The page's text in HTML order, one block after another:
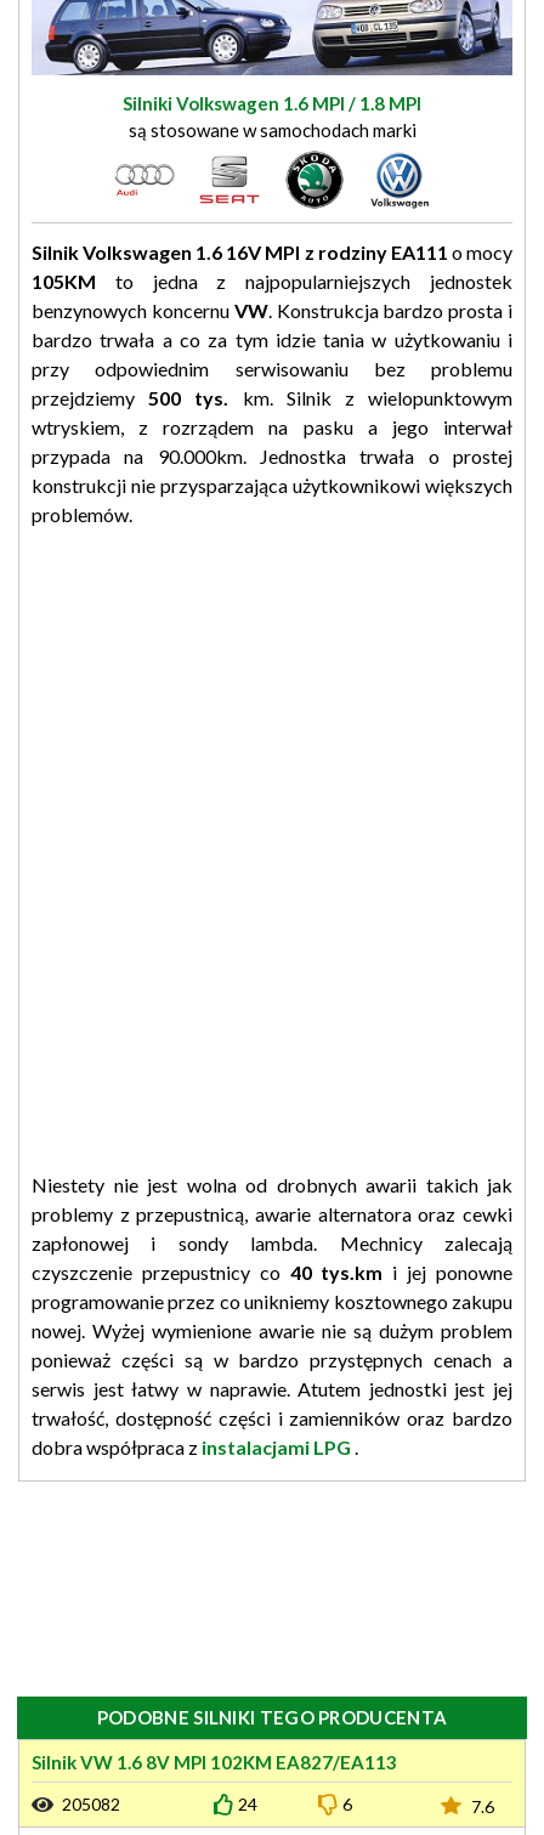
Silniki Volkswagen 1.6 MPI / 1.8 MPI
są stosowane w samochodach marki
Silnik Volkswagen 1.6 16V MPI z rodziny EA111 o mocy
105KM to jedna z najpopularniejszych jednostek
benzynowych koncernu VW. Konstrukcja bardzo prosta i
bardzo trwała a co za tym idzie tania w użytkowaniu i
przy odpowiednim serwisowaniu bez problemu
przejdziemy500 tys. km. Silnik z wielopunktowym
wtryskiem, z rozrządem na pasku a jego interwał
przypada na 90.000km. Jednostka trwała o prostej
konstrukcji nie przysparzająca użytkownikowi większych
problemów.
Niestety nie jest wolna od drobnych awarii takich jak
problemy z przepustnicą, awarie alternatora oraz cewki
zapłonowej i sondy lambda. Mechnicy zalecają
czyszczenie przepustnicy co 40 tys.km i jej ponowne
programowanie przez co unikniemy kosztownego zakupu
nowej. Wyżej wymienione awarie nie są dużym problem
ponieważ części są w bardzo przystępnych cenach a
serwis jest łatwy w naprawie. Atutem jednostki jest jej
trwałość, dostępność części i zamienników oraz bardzo
dobra współpraca z instalacjami LPG .
PODOBNE SILNIKI TEGO PRODUCENTA
Silnik VW 1.6 8V MPI 102KM EA827/EA113
205082 24 6 7.6